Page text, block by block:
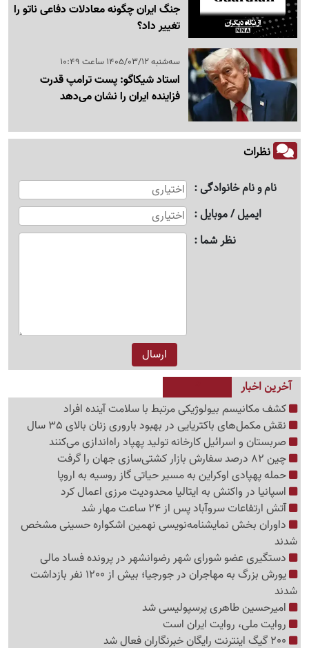
جنگ ایران چگونه معادلات دفاعی ناتو را
تغییر داد؟
سه‌شنبه 1405/03/12 ساعت 10:49
استاد شیکاگو: پست ترامپ قدرت
فزاینده ایران را نشان می‌دهد
نظرات
نام و نام خانوادگی
ایمیل / موبایل
نظر شما
آخرین اخبار
کشف مکانیسم بیولوژیکی مرتبط با سلامت آینده افراد
نقش مکمل‌های باکتریایی در بهبود باروری زنان بالای 35 سال
صربستان و اسرائیل کارخانه تولید پهپاد راه‌اندازی می‌کنند
چین 82 درصد سفارش بازار کشتی‌سازی جهان را گرفت
حمله پهپادی اوکراین به مسیر حیاتی گاز روسیه به اروپا
اسپانیا در واکنش به ایتالیا محدودیت مرزی اعمال کرد
آتش ارتفاعات سروآباد پس از 24 ساعت مهار شد
داوران بخش نمایشنامه‌نویسی نهمین اشکواره حسینی مشخص
شدند
دستگیری عضو شورای شهر رضوانشهر در پرونده فساد مالی
یورش بزرگ به مهاجران در جورجیا؛ بیش از 1200 نفر بازداشت
شدند
امیرحسین طاهری پرسپولیسی شد
روایت ملی، روایت ایران است